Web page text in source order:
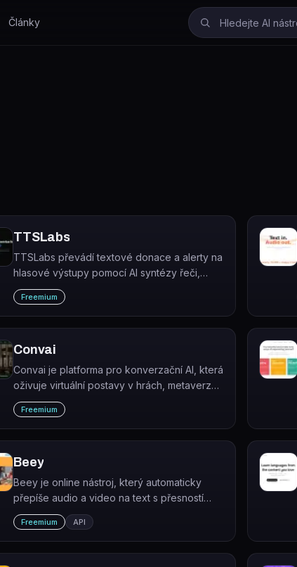
Články
TTSLabs
TTSLabs převádí textové donace a alerty na
hlasové výstupy pomocí AI syntézy řeči,
určený primárně pro Twitch streamery.
Freemium
Convai
Convai je platforma pro konverzační AI, která
oživuje virtuální postavy v hrách, metaverzu
a XR aplikacích pomocí hlasové a textové
komunikace.
Freemium
Beey
Beey je online nástroj, který automaticky
přepíše audio a video na text s přesností
přes 90 % a vytvoří titulky.
Freemium API